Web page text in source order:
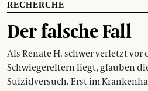
RECHERCHE
Der falsche Fall
Als Renate H. schwer verletzt vor
Schwiegereltern liegt, glauben
Suizidversuch. Erst im